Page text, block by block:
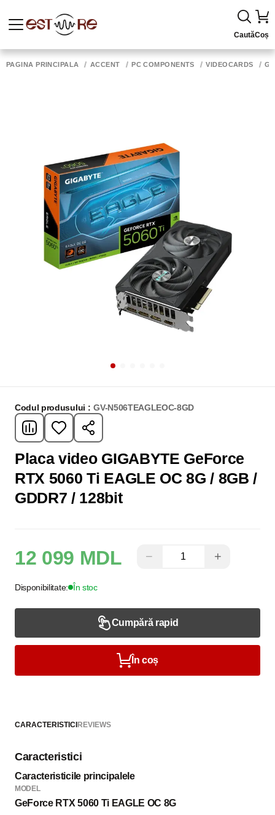
CautăCoș
PAGINA PRINCIPALĂ ACCENT PC COMPONENTS VIDEOCARDS
Codul produsului : GV-N506TEAGLEOC-8GD
Placa video GIGABYTE GeForce
RTX 5060 Ti EAGLE OC 8G / 8GB /
GDDR7 / 128bit
12 099 MDL − +
Disponibilitate: În stoc
Cumpără rapid
În coș
CARACTERISTICIREVIEWS
Caracteristici
Caracteristicile principalele
MODEL
GeForce RTX 5060 Ti EAGLE OC 8G